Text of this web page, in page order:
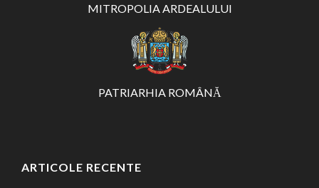
MITROPOLIA ARDEALULUI
PATRIARHIA ROMÂNĂ
ARTICOLE RECENTE